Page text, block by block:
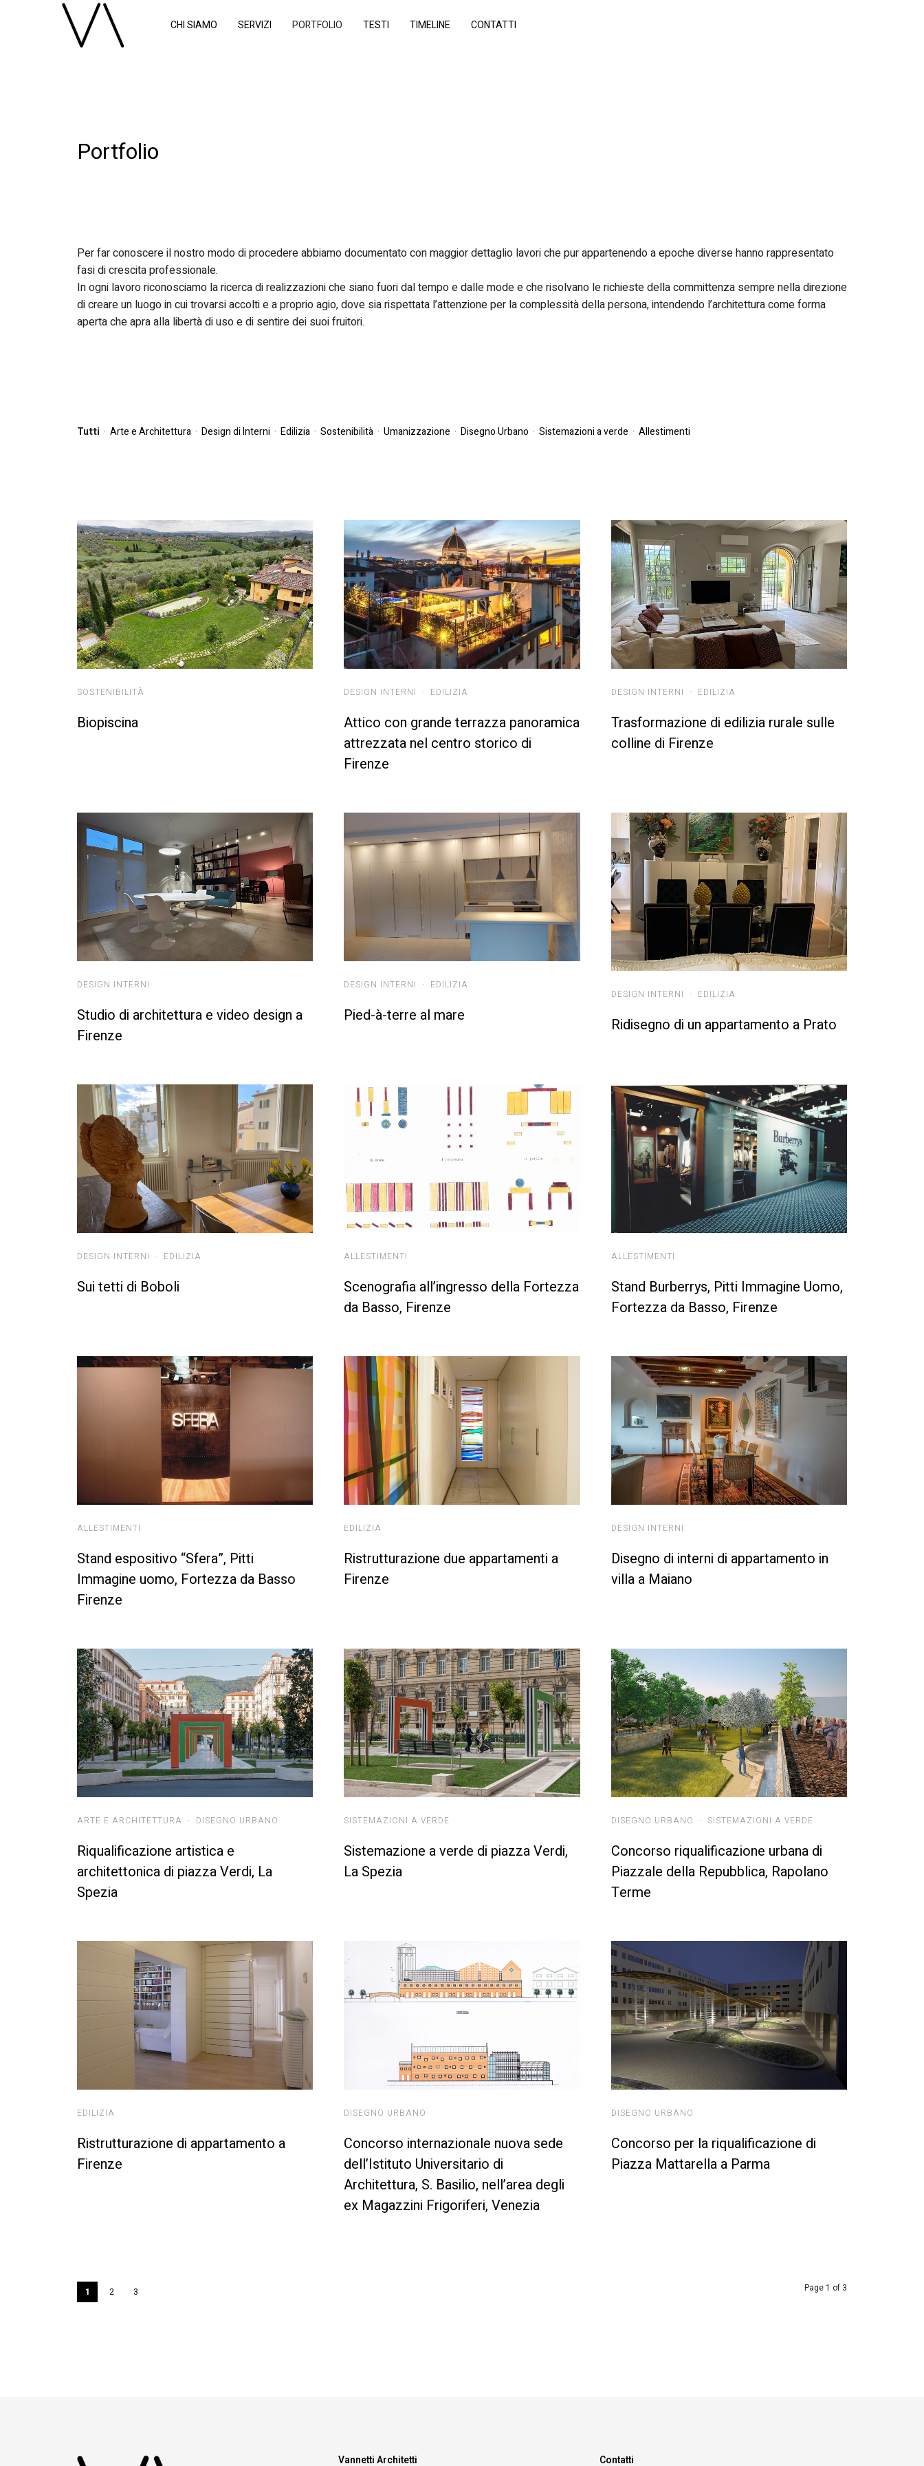
CHI SIAMO SERVIZI PORTFOLIO TESTI TIMELINE CONTATTI
Portfolio
Per far conoscere il nostro modo di procedere abbiamo documentato con maggior dettaglio lavori che pur appartenendo a epoche diverse hanno rappresentato
fasi di crescita professionale.
In ogni lavoro riconosciamo la ricerca di realizzazioni che siano fuori dal tempo e dalle mode e che risolvano le richieste della committenza sempre nella direzione
di creare un luogo in cui trovarsi accolti e a proprio agio, dove sia rispettata l’attenzione per la complessità della persona, intendendo l’architettura come forma
aperta che apra alla libertà di uso e di sentire dei suoi fruitori.
Tutti · Arte e Architettura · Design di Interni · Edilizia · Sostenibilità · Umanizzazione · Disegno Urbano · Sistemazioni a verde · Allestimenti
SOSTENIBILITÀ
Biopiscina
DESIGN INTERNI · EDILIZIA
Attico con grande terrazza panoramica
attrezzata nel centro storico di
Firenze
DESIGN INTERNI · EDILIZIA
Trasformazione di edilizia rurale sulle
colline di Firenze
DESIGN INTERNI
Studio di architettura e video design a
Firenze
DESIGN INTERNI · EDILIZIA
Pied-à-terre al mare
DESIGN INTERNI · EDILIZIA
Ridisegno di un appartamento a Prato
DESIGN INTERNI · EDILIZIA
Sui tetti di Boboli
ALLESTIMENTI
Scenografia all’ingresso della Fortezza
da Basso, Firenze
ALLESTIMENTI
Stand Burberrys, Pitti Immagine Uomo,
Fortezza da Basso, Firenze
ALLESTIMENTI
Stand espositivo “Sfera”, Pitti
Immagine uomo, Fortezza da Basso
Firenze
EDILIZIA
Ristrutturazione due appartamenti a
Firenze
DESIGN INTERNI
Disegno di interni di appartamento in
villa a Maiano
ARTE E ARCHITETTURA · DISEGNO URBANO
Riqualificazione artistica e
architettonica di piazza Verdi, La
Spezia ​
SISTEMAZIONI A VERDE
Sistemazione a verde di piazza Verdi,
La Spezia ​
DISEGNO URBANO · SISTEMAZIONI A VERDE
Concorso riqualificazione urbana di
Piazzale della Repubblica, Rapolano
Terme
EDILIZIA
Ristrutturazione di appartamento a
Firenze
DISEGNO URBANO
Concorso internazionale nuova sede
dell’Istituto Universitario di
Architettura, S. Basilio, nell’area degli
ex Magazzini Frigoriferi, Venezia
DISEGNO URBANO
Concorso per la riqualificazione di
Piazza Mattarella a Parma
1 2 3 Page 1 of 3
Vannetti Architetti Contatti